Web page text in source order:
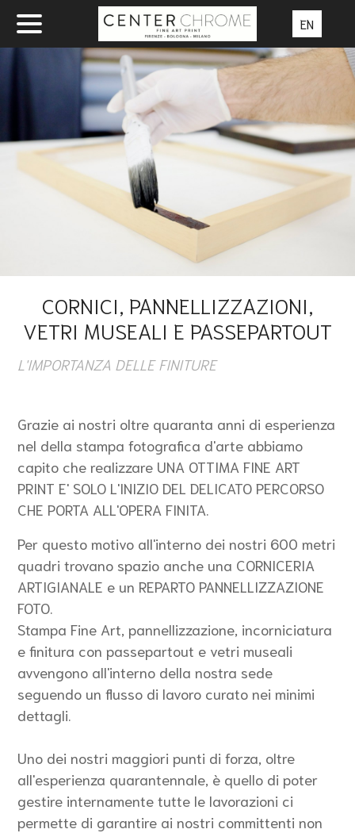
CORNICI, PANNELLIZZAZIONI,
VETRI MUSEALI E PASSEPARTOUT
L'IMPORTANZA DELLE FINITURE
Grazie ai nostri oltre quaranta anni di esperienza
nel della stampa fotografica d'arte abbiamo
capito che realizzare UNA OTTIMA FINE ART
PRINT E' SOLO L'INIZIO DEL DELICATO PERCORSO
CHE PORTA ALL'OPERA FINITA.
Per questo motivo all'interno dei nostri 600 metri
quadri trovano spazio anche una CORNICERIA
ARTIGIANALE e un REPARTO PANNELLIZZAZIONE
FOTO.
Stampa Fine Art, pannellizzazione, incorniciatura
e finitura con passepartout e vetri museali
avvengono all'interno della nostra sede
seguendo un flusso di lavoro curato nei minimi
dettagli.
Uno dei nostri maggiori punti di forza, oltre
all'esperienza quarantennale, è quello di poter
gestire internamente tutte le lavorazioni ci
permette di garantire ai nostri committenti non
EN